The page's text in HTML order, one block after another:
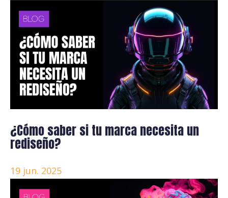
¿Cómo saber si tu marca necesita un
rediseño?
19 jun. 2025